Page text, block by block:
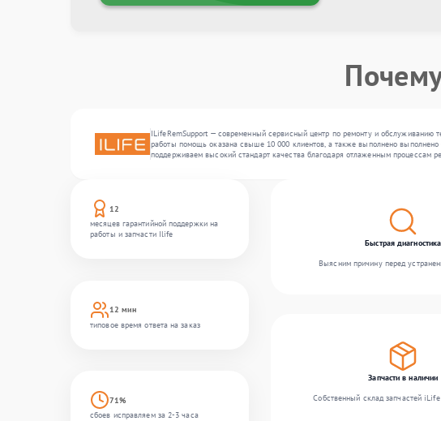
ILifeRemSupport — современный сервисный центр по ремонту и обслуживанию
работы помощь оказана свыше 10 000 клиентов, а также выполнено
поддерживаем высокий стандарт качества благодаря отлаженным процессам
12
месяцев гарантийной поддержки на
работы и запчасти Ilife
12 мин
типовое время ответа на заказ
71%
сбоев исправляем за 2-3 часа
Быстрая диагностика
Выясним причину перед
Запчасти в наличии
Собственный склад запчастей